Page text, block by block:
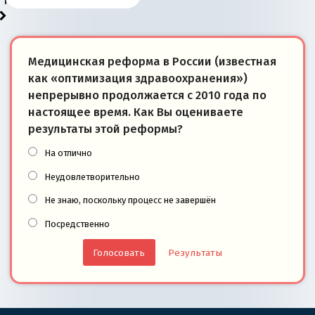
Медицинская реформа в России (известная
как «оптимизация здравоохранения»)
непрерывно продолжается с 2010 года по
настоящее время. Как Вы оцениваете
результаты этой реформы?
На отлично
Неудовлетворительно
Не знаю, поскольку процесс не завершён
Посредственно
Результаты